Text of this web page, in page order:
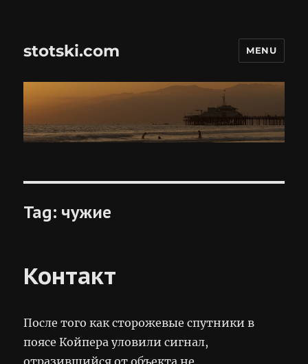
stotski.com MENU
Tag: чужие
Контакт
После того как сторожевые спутники в
поясе Койпера уловили сигнал,
отразившийся от объекта не